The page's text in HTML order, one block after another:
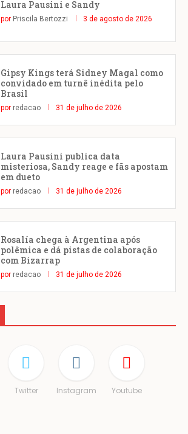
Laura Pausini e Sandy
por Priscila Bertozzi 3 de agosto de 2026
Gipsy Kings terá Sidney Magal como
convidado em turnê inédita pelo
Brasil
por redacao 31 de julho de 2026
Laura Pausini publica data
misteriosa, Sandy reage e fãs apostam
em dueto
por redacao 31 de julho de 2026
Rosalía chega à Argentina após
polêmica e dá pistas de colaboração
com Bizarrap
por redacao 31 de julho de 2026
Twitter Instagram Youtube